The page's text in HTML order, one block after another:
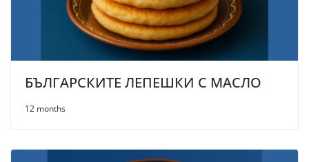
БЪЛГАРСКИТЕ ЛЕПЕШКИ С МАСЛО
12 months